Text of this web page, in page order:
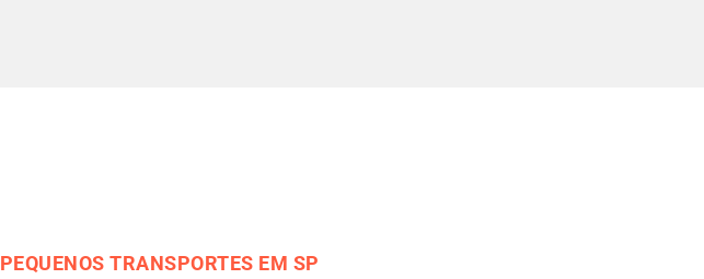
PEQUENOS TRANSPORTES EM SP